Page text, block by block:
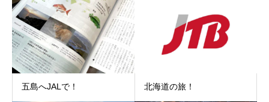
五島へJALで！ 北海道の旅！